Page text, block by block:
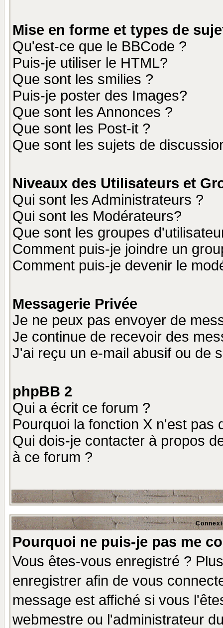
Mise en forme et types de
Qu'est-ce que le BBCode ?
Puis-je utiliser le HTML?
Que sont les smilies ?
Puis-je poster des Images?
Que sont les Annonces ?
Que sont les Post-it ?
Que sont les sujets de
Niveaux des Utilisateurs et
Qui sont les Administrateurs ?
Qui sont les Modérateurs?
Que sont les groupes
Comment puis-je joindre un
Comment puis-je devenir le
Messagerie Privée
Je ne peux pas envoyer de
Je continue de recevoir des
J'ai reçu un e-mail abusif ou de
phpBB 2
Qui a écrit ce forum ?
Pourquoi la fonction X n'est pas
Qui dois-je contacter à propos
à ce forum ?
Pourquoi ne puis-je pas me
Vous êtes-vous enregistré ?
enregistrer afin de vous
message est affiché si vous
webmestre ou l'administrateur